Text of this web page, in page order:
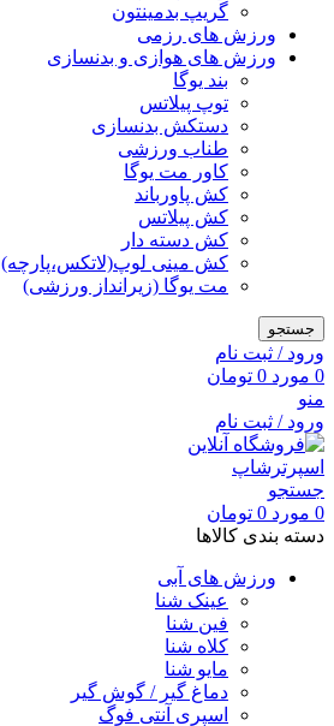
گریپ بدمینتون
ورزش های رزمی
ورزش های هوازی و بدنسازی
بند یوگا
توپ پیلاتس
دستکش بدنسازی
طناب ورزشی
کاور مت یوگا
کش پاورباند
کش پیلاتس
کش دسته دار
کش مینی لوپ(لاتکس،پارچه)
مت یوگا (زیرانداز ورزشی)
جستجو
ورود / ثبت نام
0 مورد 0 تومان
منو
ورود / ثبت نام
جستجو
0 مورد 0 تومان
دسته بندی کالاها
ورزش های آبی
عینک شنا
فین شنا
کلاه شنا
مایو شنا
دماغ گیر / گوش گیر
اسپری آنتی فوگ